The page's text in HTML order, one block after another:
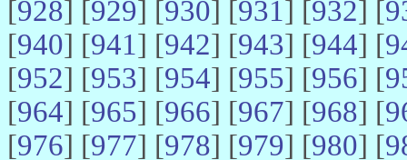
[928] [929] [930] [931] [932] [
[940] [941] [942] [943] [944] [
[952] [953] [954] [955] [956] [
[964] [965] [966] [967] [968] [
[976] [977] [978] [979] [980] [